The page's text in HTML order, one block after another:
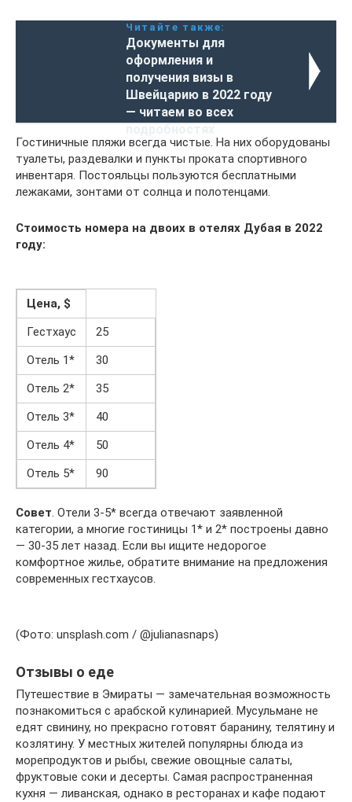
Читайте также:
Документы для
оформления и
получения визы в
Швейцарию в 2022 году
— читаем во всех
Гостиничные пляжи всегда чистые. На них оборудованы
туалеты, раздевалки и пункты проката спортивного
инвентаря. Постояльцы пользуются бесплатными
лежаками, зонтами от солнца и полотенцами.
Стоимость номера на двоих в отелях Дубая в 2022
году:
Цена, $
Гестхаус
25
Отель 1*
30
Отель 2*
35
Отель 3*
40
Отель 4*
50
Отель 5*
90
Совет. Отели 3-5* всегда отвечают заявленной
категории, а многие гостиницы 1* и 2* построены давно
— 30-35 лет назад. Если вы ищите недорогое
комфортное жилье, обратите внимание на предложения
современных гестхаусов.
(Фото: unsplash.com / @julianasnaps)
Отзывы о еде
Путешествие в Эмираты — замечательная возможность
познакомиться с арабской кулинарией. Мусульмане не
едят свинину, но прекрасно готовят баранину, телятину и
козлятину. У местных жителей популярны блюда из
морепродуктов и рыбы, свежие овощные салаты,
фруктовые соки и десерты. Самая распространенная
кухня — ливанская, однако в ресторанах и кафе подают